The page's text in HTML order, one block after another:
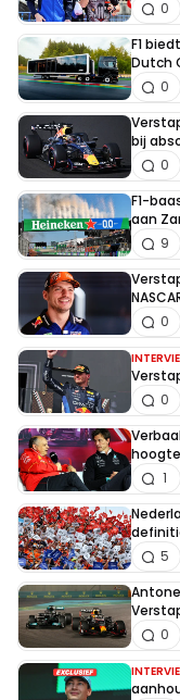
0
F1
Dutch
0
bij
0
F1-
aan
9
0
0
1
5
0